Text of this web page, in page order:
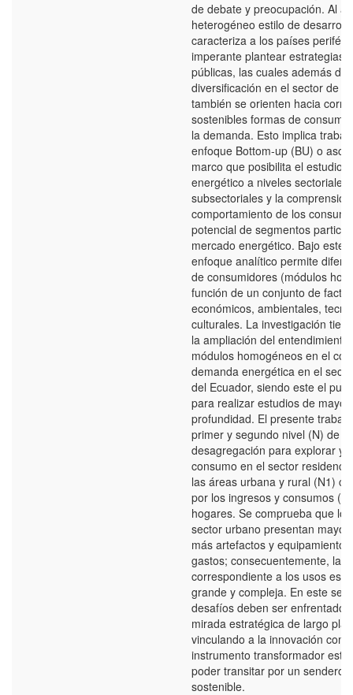
de debate y preocupación. Al
heterogéneo estilo de
caracteriza a los países
imperante plantear estrategias
públicas, las cuales además de
diversificación en el sector de
también se orienten hacia
sostenibles formas de
la demanda. Esto implica
enfoque Bottom-up (BU) o
marco que posibilita el estudio
energético a niveles sectoriales
subsectoriales y la
comportamiento de los
potencial de segmentos
mercado energético. Bajo este
enfoque analítico permite
de consumidores (módulos
función de un conjunto de
económicos, ambientales,
culturales. La investigación
la ampliación del entendimiento
módulos homogéneos en el
demanda energética en el
del Ecuador, siendo este el
para realizar estudios de mayor
profundidad. El presente
primer y segundo nivel (N) de
desagregación para explorar y
consumo en el sector
las áreas urbana y rural (N1)
por los ingresos y consumos
hogares. Se comprueba que
sector urbano presentan
más artefactos y equipamiento
gastos; consecuentemente, la
correspondiente a los usos es
grande y compleja. En este
desafíos deben ser
mirada estratégica de largo
vinculando a la innovación
instrumento transformador
poder transitar por un sendero
sostenible.